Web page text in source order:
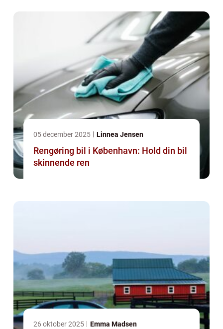
05 december 2025 Linnea Jensen
Rengøring bil i København: Hold din bil
skinnende ren
26 oktober 2025 Emma Madsen